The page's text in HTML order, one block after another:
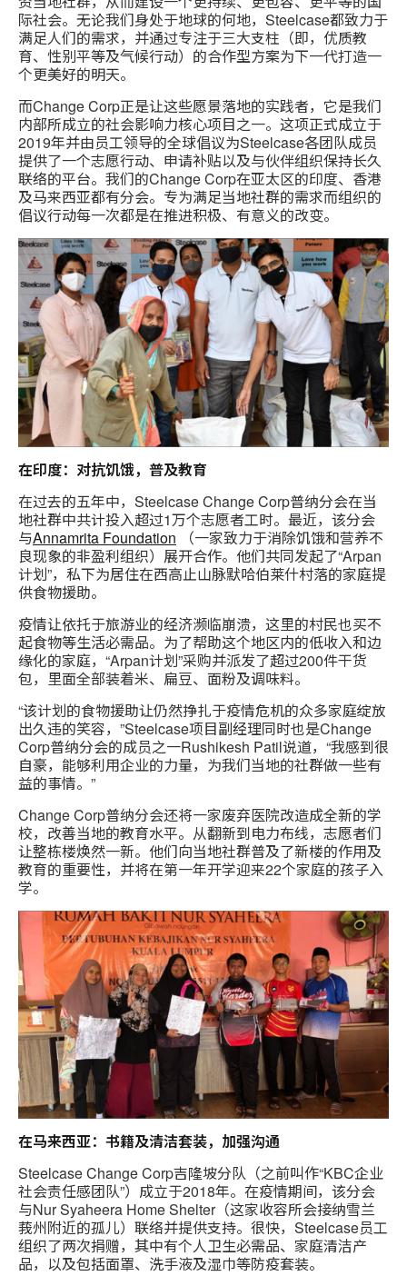
际社会。无论我们身处于地球的何地，Steelcase都致力于
满足人们的需求，并通过专注于三大支柱（即，优质教
育、性别平等及气候行动）的合作型方案为下一代打造一
个更美好的明天。
而Change Corp正是让这些愿景落地的实践者，它是我们
内部所成立的社会影响力核心项目之一。这项正式成立于
2019年并由员工领导的全球倡议为Steelcase各团队成员
提供了一个志愿行动、申请补贴以及与伙伴组织保持长久
联络的平台。我们的Change Corp在亚太区的印度、香港
及马来西亚都有分会。专为满足当地社群的需求而组织的
倡议行动每一次都是在推进积极、有意义的改变。
在印度：对抗饥饿，普及教育
在过去的五年中，Steelcase Change Corp普纳分会在当
地社群中共计投入超过1万个志愿者工时。最近，该分会
与Annamrita Foundation （一家致力于消除饥饿和营养不
良现象的非盈利组织）展开合作。他们共同发起了“Arpan
计划”，私下为居住在西高止山脉默哈伯莱什村落的家庭提
供食物援助。
疫情让依托于旅游业的经济濒临崩溃，这里的村民也买不
起食物等生活必需品。为了帮助这个地区内的低收入和边
缘化的家庭，“Arpan计划”采购并派发了超过200件干货
包，里面全部装着米、扁豆、面粉及调味料。
“该计划的食物援助让仍然挣扎于疫情危机的众多家庭绽放
出久违的笑容，”Steelcase项目副经理同时也是Change
Corp普纳分会的成员之一Rushikesh Patil说道，“我感到很
自豪，能够利用企业的力量，为我们当地的社群做一些有
益的事情。”
Change Corp普纳分会还将一家废弃医院改造成全新的学
校，改善当地的教育水平。从翻新到电力布线，志愿者们
让整栋楼焕然一新。他们向当地社群普及了新楼的作用及
教育的重要性，并将在第一年开学迎来22个家庭的孩子入
学。
在马来西亚：书籍及清洁套装，加强沟通
Steelcase Change Corp吉隆坡分队（之前叫作“KBC企业
社会责任感团队”）成立于2018年。在疫情期间，该分会
与Nur Syaheera Home Shelter（这家收容所会接纳雪兰
莪州附近的孤儿）联络并提供支持。很快，Steelcase员工
组织了两次捐赠，其中有个人卫生必需品、家庭清洁产
品，以及包括面罩、洗手液及湿巾等防疫套装。